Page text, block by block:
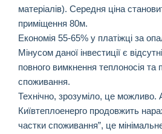
матеріалів). Середня ціна
приміщення 80м.
Економія 55-65% у платіжці за
Мінусом даної інвестиції є
повного вимкнення теплоносія та
споживання.
Технічно, зрозуміло, це можливо.
Київтеплоенерго продовжить
частки споживання”, це